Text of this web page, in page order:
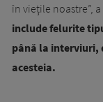
în viețile noastre”,
include felurite
până la interviuri,
acesteia.